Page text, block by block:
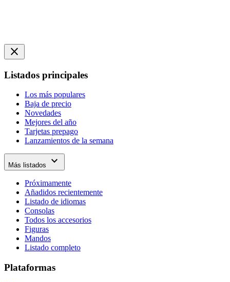
close
Listados principales
Los más populares
Baja de precio
Novedades
Mejores del año
Tarjetas prepago
Lanzamientos de la semana
Más listados expand_more
Próximamente
Añadidos recientemente
Listado de idiomas
Consolas
Todos los accesorios
Figuras
Mandos
Listado completo
Plataformas